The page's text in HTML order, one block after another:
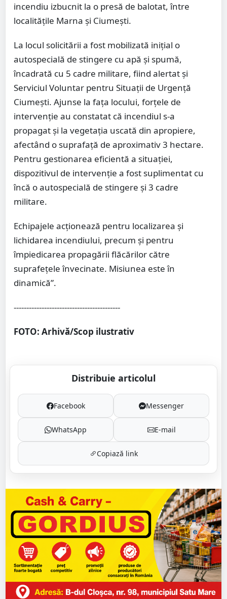
incendiu izbucnit la o presă de balotat, între
localitățile Marna și Ciumești.
La locul solicitării a fost mobilizată inițial o
autospecială de stingere cu apă și spumă,
încadrată cu 5 cadre militare, fiind alertat și
Serviciul Voluntar pentru Situații de Urgență
Ciumești. Ajunse la fața locului, forțele de
intervenție au constatat că incendiul s-a
propagat și la vegetația uscată din apropiere,
afectând o suprafață de aproximativ 3 hectare.
Pentru gestionarea eficientă a situației,
dispozitivul de intervenție a fost suplimentat cu
încă o autospecială de stingere și 3 cadre
militare.
Echipajele acționează pentru localizarea și
lichidarea incendiului, precum și pentru
împiedicarea propagării flăcărilor către
suprafețele învecinate. Misiunea este în
dinamică”.
------------------------------------------
FOTO: Arhivă/Scop ilustrativ
Distribuie articolul
Facebook Messenger
WhatsApp E-mail
Copiază link